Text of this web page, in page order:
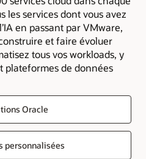
les services dont vous avez
en passant par VMware,
et faire évoluer
tous vos workloads, y
plateformes de données
Oracle
personnalisées